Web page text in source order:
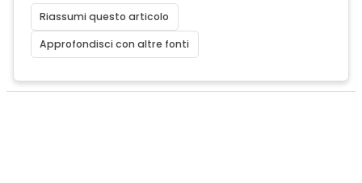
Riassumi questo articolo
Approfondisci con altre fonti